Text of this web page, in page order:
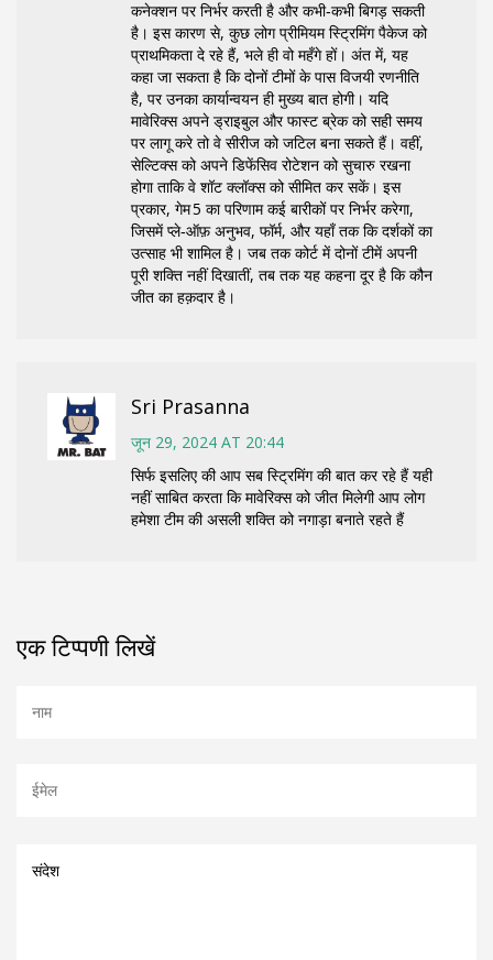
कनेक्शन पर निर्भर करती है और कभी‑कभी बिगड़ सकती
है। इस कारण से, कुछ लोग प्रीमियम स्ट्रिमिंग पैकेज को
प्राथमिकता दे रहे हैं, भले ही वो महँगे हों। अंत में, यह
कहा जा सकता है कि दोनों टीमों के पास विजयी रणनीति
है, पर उनका कार्यान्वयन ही मुख्य बात होगी। यदि
मावेरिक्स अपने ड्राइबुल और फास्ट ब्रेक को सही समय
पर लागू करे तो वे सीरीज को जटिल बना सकते हैं। वहीं,
सेल्टिक्स को अपने डिफेंसिव रोटेशन को सुचारु रखना
होगा ताकि वे शॉट क्लॉक्स को सीमित कर सकें। इस
प्रकार, गेम 5 का परिणाम कई बारीकों पर निर्भर करेगा,
जिसमें प्ले‑ऑफ़ अनुभव, फॉर्म, और यहाँ तक कि दर्शकों का
उत्साह भी शामिल है। जब तक कोर्ट में दोनों टीमें अपनी
पूरी शक्ति नहीं दिखातीं, तब तक यह कहना दूर है कि कौन
जीत का हक़दार है।
Sri Prasanna
जून 29, 2024 AT 20:44
सिर्फ इसलिए की आप सब स्ट्रिमिंग की बात कर रहे हैं यही
नहीं साबित करता कि मावेरिक्स को जीत मिलेगी आप लोग
हमेशा टीम की असली शक्ति को नगाड़ा बनाते रहते हैं
एक टिप्पणी लिखें